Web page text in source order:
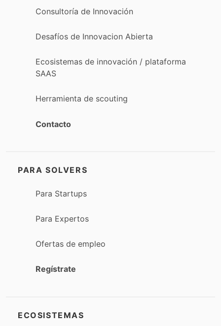
Consultoría de Innovación
Desafíos de Innovacion Abierta
Ecosistemas de innovación / plataforma
SAAS
Herramienta de scouting
Contacto
PARA SOLVERS
Para Startups
Para Expertos
Ofertas de empleo
Regístrate
ECOSISTEMAS